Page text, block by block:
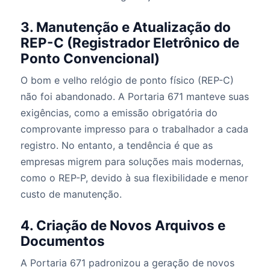
3. Manutenção e Atualização do
REP-C (Registrador Eletrônico de
Ponto Convencional)
O bom e velho relógio de ponto físico (REP-C)
não foi abandonado. A Portaria 671 manteve suas
exigências, como a emissão obrigatória do
comprovante impresso para o trabalhador a cada
registro. No entanto, a tendência é que as
empresas migrem para soluções mais modernas,
como o REP-P, devido à sua flexibilidade e menor
custo de manutenção.
4. Criação de Novos Arquivos e
Documentos
A Portaria 671 padronizou a geração de novos